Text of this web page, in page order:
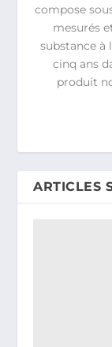
compose
mesurés
substance à
cinq ans
produit
ARTICLES